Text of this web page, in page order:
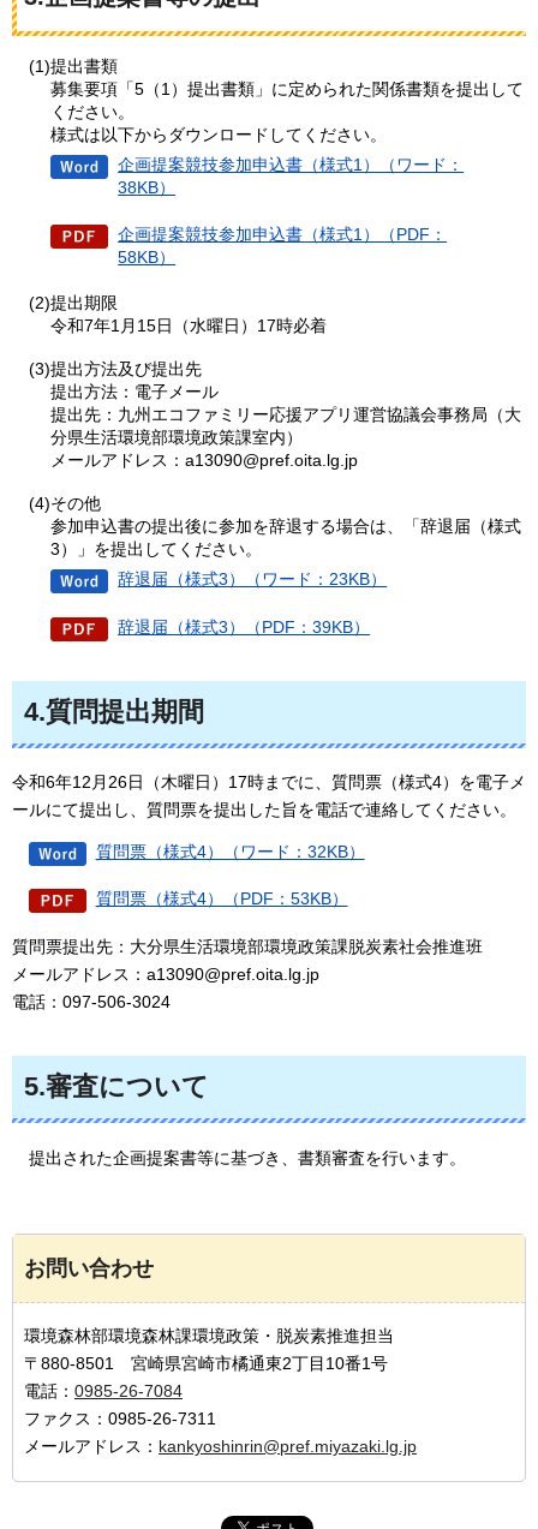
(1)提出書類
募集要項「5（1）提出書類」に定められた関係書類を提出して
ください。
様式は以下からダウンロードしてください。
企画提案競技参加申込書（様式1）（ワード：
38KB）
企画提案競技参加申込書（様式1）（PDF：
58KB）
(2)提出期限
令和7年1月15日（水曜日）17時必着
(3)提出方法及び提出先
提出方法：電子メール
提出先：九州エコファミリー応援アプリ運営協議会事務局（大
分県生活環境部環境政策課室内）
メールアドレス：a13090@pref.oita.lg.jp
(4)その他
参加申込書の提出後に参加を辞退する場合は、「辞退届（様式
3）」を提出してください。
辞退届（様式3）（ワード：23KB）
辞退届（様式3）（PDF：39KB）
4.質問提出期間
令和6年12月26日（木曜日）17時までに、質問票（様式4）を電子メ
ールにて提出し、質問票を提出した旨を電話で連絡してください。
質問票（様式4）（ワード：32KB）
質問票（様式4）（PDF：53KB）
質問票提出先：大分県生活環境部環境政策課脱炭素社会推進班
メールアドレス：a13090@pref.oita.lg.jp
電話：097-506-3024
5.審査について
提出された企画提案書等に基づき、書類審査を行います。
お問い合わせ
環境森林部環境森林課環境政策・脱炭素推進担当
〒880-8501 宮崎県宮崎市橘通東2丁目10番1号
電話： 0985-26-7084
ファクス：0985-26-7311
メールアドレス： kankyoshinrin@pref.miyazaki.lg.jp